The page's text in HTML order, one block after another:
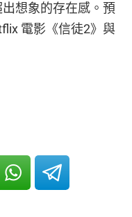
想象的存在感。預
電影《信徒2》與